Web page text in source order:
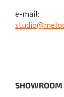
e-mail:
SHOWROOM